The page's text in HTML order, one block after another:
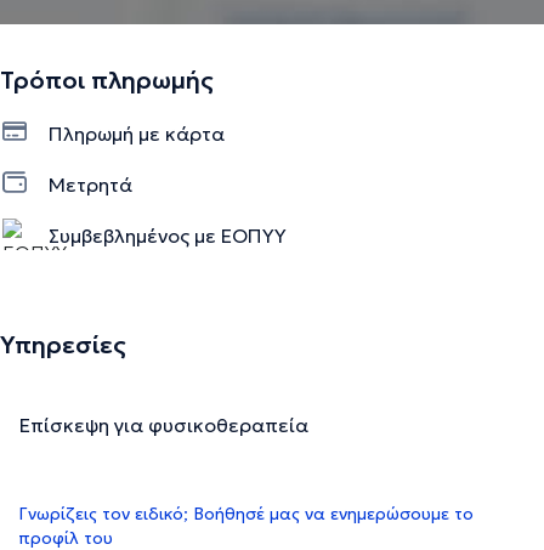
Τρόποι πληρωμής
Πληρωμή με κάρτα
Μετρητά
Συμβεβλημένος με ΕΟΠΥΥ
Υπηρεσίες
Επίσκεψη για φυσικοθεραπεία
Γνωρίζεις τον ειδικό; Βοήθησέ μας να ενημερώσουμε το
προφίλ του